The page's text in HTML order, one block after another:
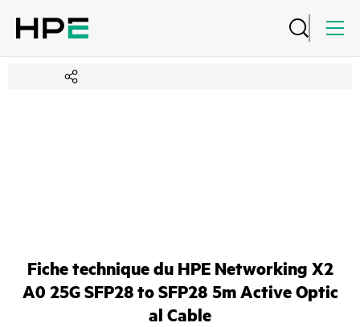
Fiche technique du HPE Networking X2
A0 25G SFP28 to SFP28 5m Active Optic
al Cable